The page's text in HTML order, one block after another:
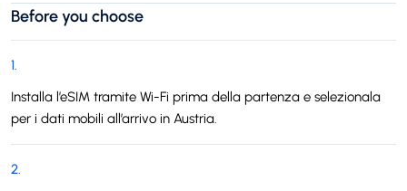
Before you choose
1.
Installa l’eSIM tramite Wi-Fi prima della partenza e selezionala
per i dati mobili all’arrivo in Austria.
2.